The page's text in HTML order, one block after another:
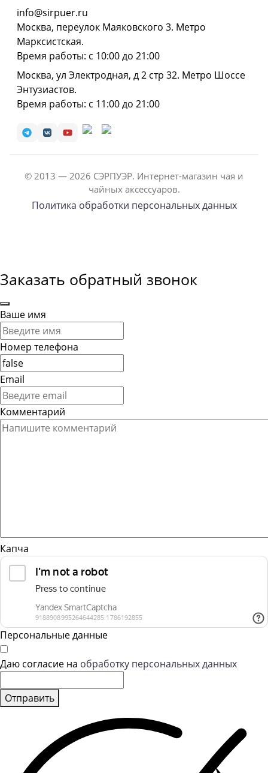
info@sirpuer.ru
Москва, переулок Маяковского 3. Метро
Марксистская.
Время работы: с 10:00 до 21:00
Москва, ул Электродная, д 2 стр 32. Метро Шоссе
Энтузиастов.
Время работы: с 11:00 до 21:00
© 2013 — 2026 СЭРПУЭР. Интернет-магазин чая и
чайных аксессуаров.
Политика обработки персональных данных
Заказать обратный звонок
Ваше имя
Номер телефона
Email
Комментарий
Капча
Персональные данные
Даю согласие на обработку персональных данных
Отправить